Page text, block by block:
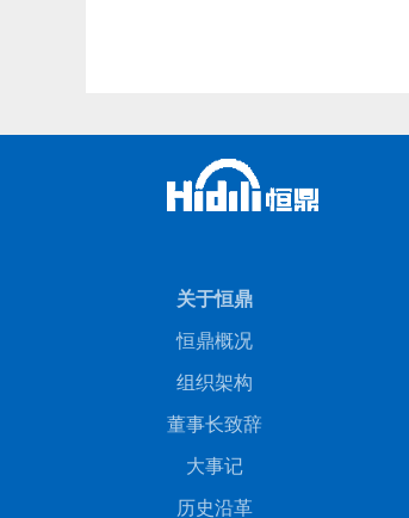
关于恒鼎
恒鼎概况
组织架构
董事长致辞
大事记
历史沿革